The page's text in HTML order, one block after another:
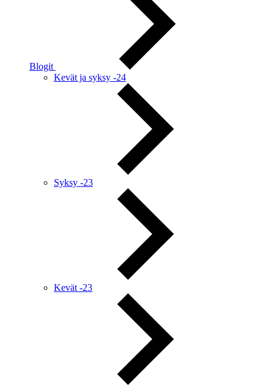
Blogit
Kevät ja syksy -24
Syksy -23
Kevät -23